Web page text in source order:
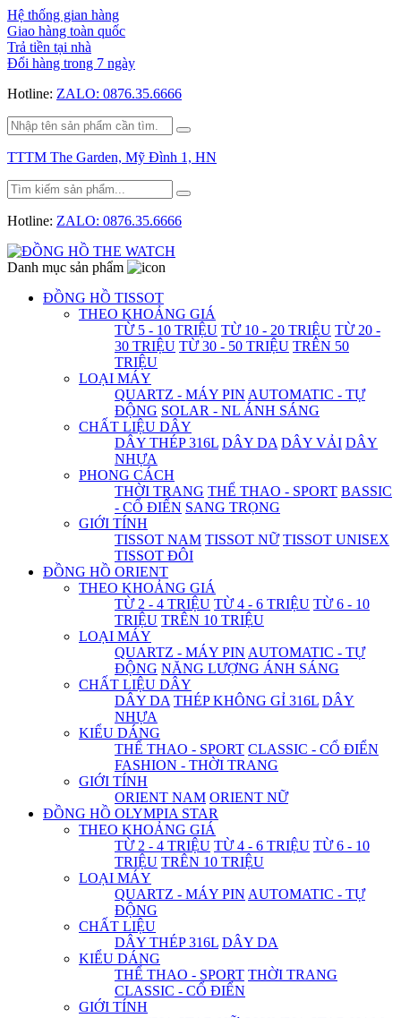
Hệ thống gian hàng
Giao hàng toàn quốc
Trả tiền tại nhà
Đổi hàng trong 7 ngày
Hotline: ZALO: 0876.35.6666
TTTM The Garden, Mỹ Đình 1, HN
Hotline: ZALO: 0876.35.6666
Danh mục sản phẩm
ĐỒNG HỒ TISSOT
THEO KHOẢNG GIÁ
TỪ 5 - 10 TRIỆU TỪ 10 - 20 TRIỆU TỪ 20 -
30 TRIỆU TỪ 30 - 50 TRIỆU TRÊN 50
TRIỆU
LOẠI MÁY
QUARTZ - MÁY PIN AUTOMATIC - TỰ
ĐỘNG SOLAR - NL ÁNH SÁNG
CHẤT LIỆU DÂY
DÂY THÉP 316L DÂY DA DÂY VẢI DÂY
NHỰA
PHONG CÁCH
THỜI TRANG THỂ THAO - SPORT BASSIC
- CỔ ĐIỂN SANG TRỌNG
GIỚI TÍNH
TISSOT NAM TISSOT NỮ TISSOT UNISEX
TISSOT ĐÔI
ĐỒNG HỒ ORIENT
THEO KHOẢNG GIÁ
TỪ 2 - 4 TRIỆU TỪ 4 - 6 TRIỆU TỪ 6 - 10
TRIỆU TRÊN 10 TRIỆU
LOẠI MÁY
QUARTZ - MÁY PIN AUTOMATIC - TỰ
ĐỘNG NĂNG LƯỢNG ÁNH SÁNG
CHẤT LIỆU DÂY
DÂY DA THÉP KHÔNG GỈ 316L DÂY
NHỰA
KIỂU DÁNG
THỂ THAO - SPORT CLASSIC - CỔ ĐIỂN
FASHION - THỜI TRANG
GIỚI TÍNH
ORIENT NAM ORIENT NỮ
ĐỒNG HỒ OLYMPIA STAR
THEO KHOẢNG GIÁ
TỪ 2 - 4 TRIỆU TỪ 4 - 6 TRIỆU TỪ 6 - 10
TRIỆU TRÊN 10 TRIỆU
LOẠI MÁY
QUARTZ - MÁY PIN AUTOMATIC - TỰ
ĐỘNG
CHẤT LIỆU
DÂY THÉP 316L DÂY DA
KIỂU DÁNG
THỂ THAO - SPORT THỜI TRANG
CLASSIC - CỔ ĐIỂN
GIỚI TÍNH